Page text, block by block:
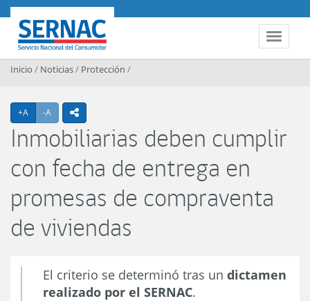
Contenido principal
Toggle
SERNAC
Inicio / Noticias/ Protección /
+A Agrandar texto
-A Achicar textoicono compartir
Inmobiliarias deben cumplir
con fecha de entrega en
promesas de compraventa
de viviendas
El criterio se determinó tras un dictamen
realizado por el SERNAC.